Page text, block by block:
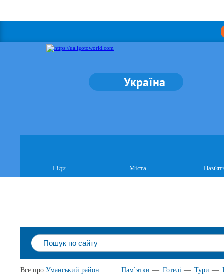
Україна
Гіди Міста
Все про Уманський район: Пам`ятки — Готелі — Тури —